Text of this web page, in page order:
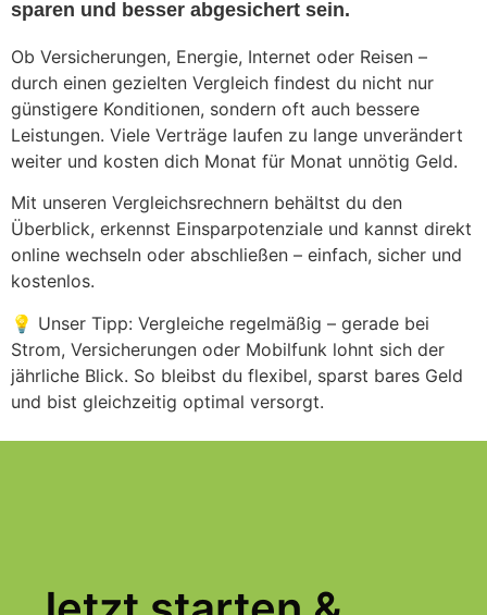
Ob Versicherungen, Energie, Internet oder Reisen –
durch einen gezielten Vergleich findest du nicht nur
günstigere Konditionen, sondern oft auch bessere
Leistungen. Viele Verträge laufen zu lange unverändert
weiter und kosten dich Monat für Monat unnötig Geld.
Mit unseren Vergleichsrechnern behältst du den
Überblick, erkennst Einsparpotenziale und kannst direkt
online wechseln oder abschließen – einfach, sicher und
kostenlos.
💡 Unser Tipp: Vergleiche regelmäßig – gerade bei
Strom, Versicherungen oder Mobilfunk lohnt sich der
jährliche Blick. So bleibst du flexibel, sparst bares Geld
und bist gleichzeitig optimal versorgt.
Jetzt starten &